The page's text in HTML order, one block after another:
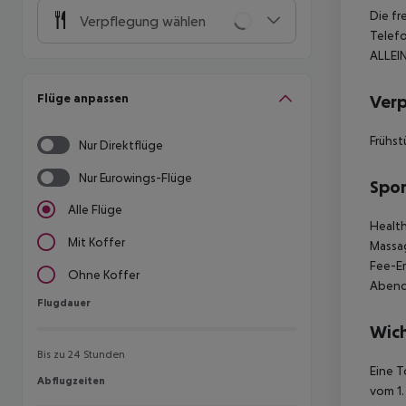
Verpflegung wählen
Flüge anpassen
Nur Direktflüge
Nur Eurowings-Flüge
Alle Flüge
Mit Koffer
Ohne Koffer
Flugdauer
Flugdauer
Bis zu 24 Stunden
Abflugzeiten
Abflugzeiten
Die
Fee-
Eine
vom